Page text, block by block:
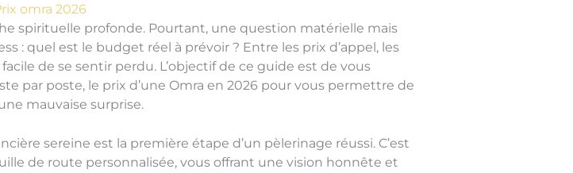
omra 2026
spirituelle profonde. Pourtant, une question matérielle mais
: quel est le budget réel à prévoir ? Entre les prix d’appel, les
de se sentir perdu. L’objectif de ce guide est de vous
par poste, le prix d’une Omra en 2026 pour vous permettre de
mauvaise surprise.
sereine est la première étape d’un pèlerinage réussi. C’est
de route personnalisée, vous offrant une vision honnête et